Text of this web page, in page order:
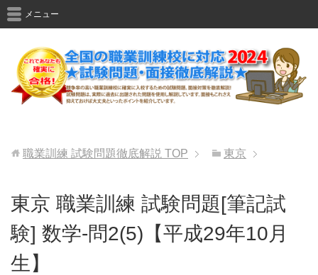
メニュー
職業訓練 試験問題徹底解説 TOP 東京
東京 職業訓練 試験問題[筆記試
験] 数学-問2(5)【平成29年10月
生】